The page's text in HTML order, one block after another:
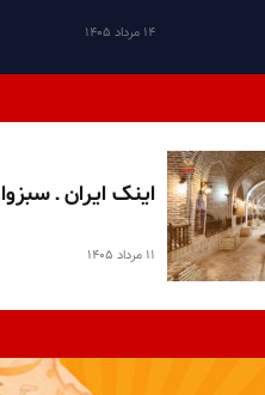
۱۴ مرداد ۱۴۰۵
اینک ایران ـ
۱۱ مرداد ۱۴۰۵